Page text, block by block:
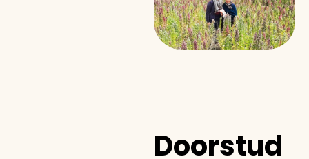
Doorstud